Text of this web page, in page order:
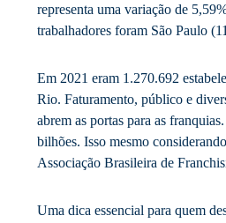
representa uma variação de
trabalhadores foram São Paulo
Em 2021 eram 1.270.692
Rio. Faturamento, público e
abrem as portas para as
bilhões. Isso mesmo
Associação Brasileira de
Uma dica essencial para quem